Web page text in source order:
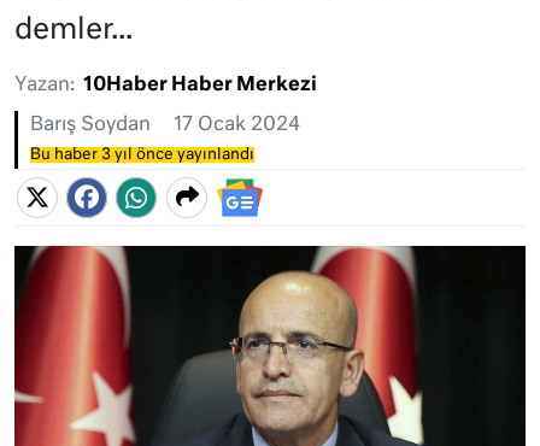
demler...
Yazan: 10Haber Haber Merkezi
Barış Soydan 17 Ocak 2024
Bu haber 3 yıl önce yayınlandı